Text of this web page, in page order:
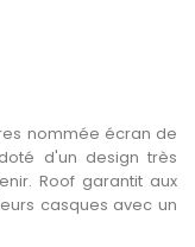
nommée écran de
d'un design très
Roof garantit aux
casques avec un